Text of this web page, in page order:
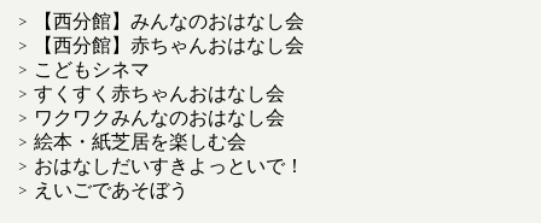
【西分館】みんなのおはなし会
【西分館】赤ちゃんおはなし会
こどもシネマ
すくすく赤ちゃんおはなし会
ワクワクみんなのおはなし会
絵本・紙芝居を楽しむ会
おはなしだいすきよっといで！
えいごであそぼう